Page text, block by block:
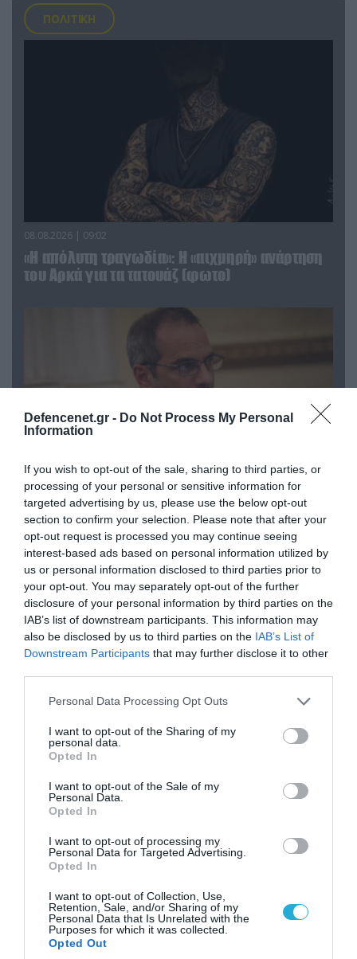
Defencenet.gr - Do Not Process My Personal
Information
If you wish to opt-out of the sale, sharing to third parties, or
processing of your personal or sensitive information for
targeted advertising by us, please use the below opt-out
section to confirm your selection. Please note that after your
opt-out request is processed you may continue seeing
interest-based ads based on personal information utilized by
us or personal information disclosed to third parties prior to
your opt-out. You may separately opt-out of the further
disclosure of your personal information by third parties on the
IAB’s list of downstream participants. This information may
also be disclosed by us to third parties on the IAB’s List of
Downstream Participants that may further disclose it to other
Please note that this website/app uses one or more Google
not limited to your visit or usage behaviour. You may click to
grant or deny consent to Google and its third-party tags to
use your data for below specified purposes in below Google
consent section.
Personal Data Processing Opt Outs
I want to opt-out of the Sharing of my
personal data.
Opted In
I want to opt-out of the Sale of my
Personal Data.
Opted In
I want to opt-out of processing my
Personal Data for Targeted Advertising.
Opted In
I want to opt-out of Collection, Use,
Retention, Sale, and/or Sharing of my
Personal Data that Is Unrelated with the
Purposes for which it was collected.
Opted Out
ΠΟΛΙΤΙΚΗ
08.08.2026 | 09:02
«Η απόλυτη τραγωδία»: Η «αιχμηρή» ανάρτηση
του Αρκά για τα τατουάζ (φωτο)
07.08.2026 | 20:02
Ο Γιάννης Αλαφούζος «τέλειωσε» τον
Κωνσταντίνο Ζούλα από τον ΣΚΑΪ – Ο λόγος της
απομάκρυνσής του
06.08.2026 | 14:02
«Επιχείρηση ελεύθερα πεζοδρόμια» στην
αντικείμενα από κοινόχρηστους χώρους